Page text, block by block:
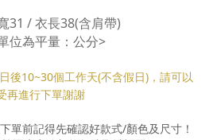
31 / 衣長38(含肩帶)
位為平量：公分>
後10~30個工作天(不含假日)，請可以
再進行下單謝謝
單前記得先確認好款式/顏色及尺寸！